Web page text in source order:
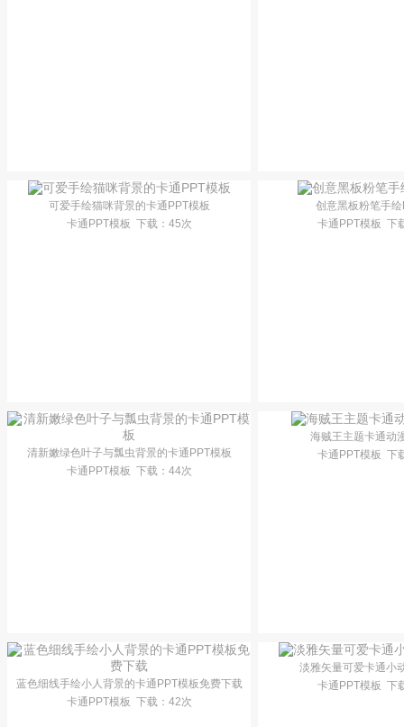
可爱手绘猫咪背景的卡通PPT模板
卡通PPT模板 下载：45次
创意黑板粉笔手
卡通PPT模板 下
清新嫩绿色叶子与瓢虫背景的卡通PPT模板
卡通PPT模板 下载：44次
海贼王主题卡通动
卡通PPT模板 下
蓝色细线手绘小人背景的卡通PPT模板免费下载
卡通PPT模板 下载：42次
淡雅矢量可爱卡通小
卡通PPT模板 下